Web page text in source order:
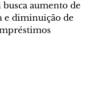
aumento de
e diminuição de